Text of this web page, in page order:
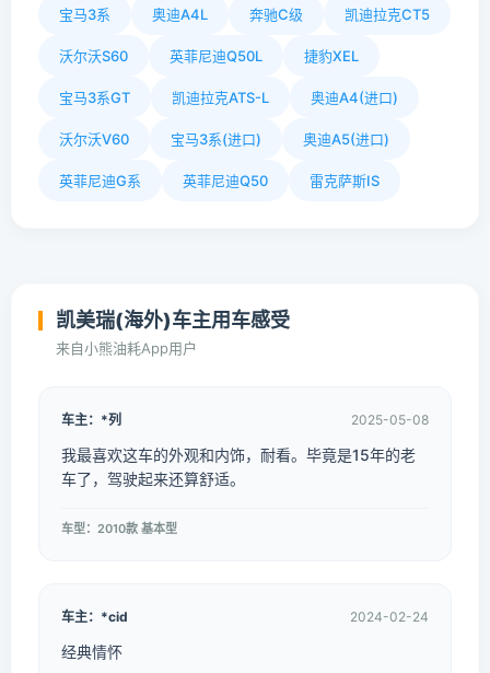
宝马3系 奥迪A4L 奔驰C级 凯迪拉克CT5
沃尔沃S60 英菲尼迪Q50L 捷豹XEL
宝马3系GT 凯迪拉克ATS-L 奥迪A4(进口)
沃尔沃V60 宝马3系(进口) 奥迪A5(进口)
英菲尼迪G系 英菲尼迪Q50 雷克萨斯IS
凯美瑞(海外)车主用车感受
来自小熊油耗App用户
车主：*列 2025-05-08
我最喜欢这车的外观和内饰，耐看。毕竟是15年的老
车了，驾驶起来还算舒适。
车型：2010款 基本型
车主：*cid 2024-02-24
经典情怀